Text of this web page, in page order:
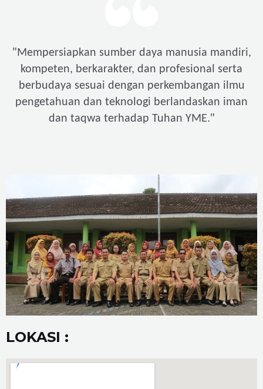
"Mempersiapkan sumber daya manusia mandiri,
kompeten, berkarakter, dan profesional serta
berbudaya sesuai dengan perkembangan ilmu
pengetahuan dan teknologi berlandaskan iman
dan taqwa terhadap Tuhan YME."
LOKASI :